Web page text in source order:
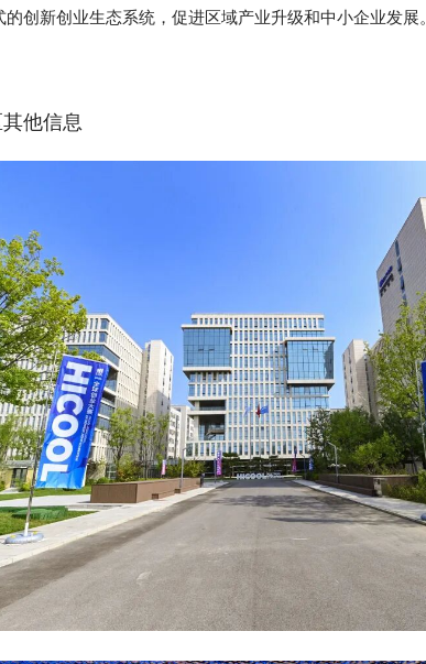
创新创业生态系统，促进区域产业升级和中小企业发展。
他信息